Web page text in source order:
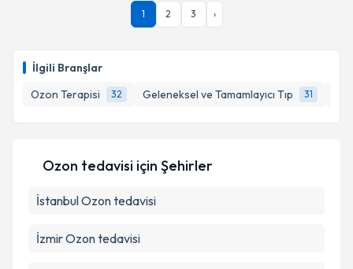
İlgili Branşlar
Ozon Terapisi
32 Geleneksel ve Tamamlayıcı Tıp 31
1 2 3 ›
Ozon tedavisi için Şehirler
İstanbulOzon tedavisi
İzmirOzon tedavisi